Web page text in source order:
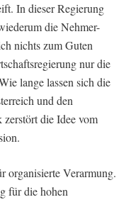
In dieser Regierung
die Nehmer-
nichts zum Guten
nur die
lange lassen sich die
und den
die Idee vom
organisierte Verarmung.
für die hohen